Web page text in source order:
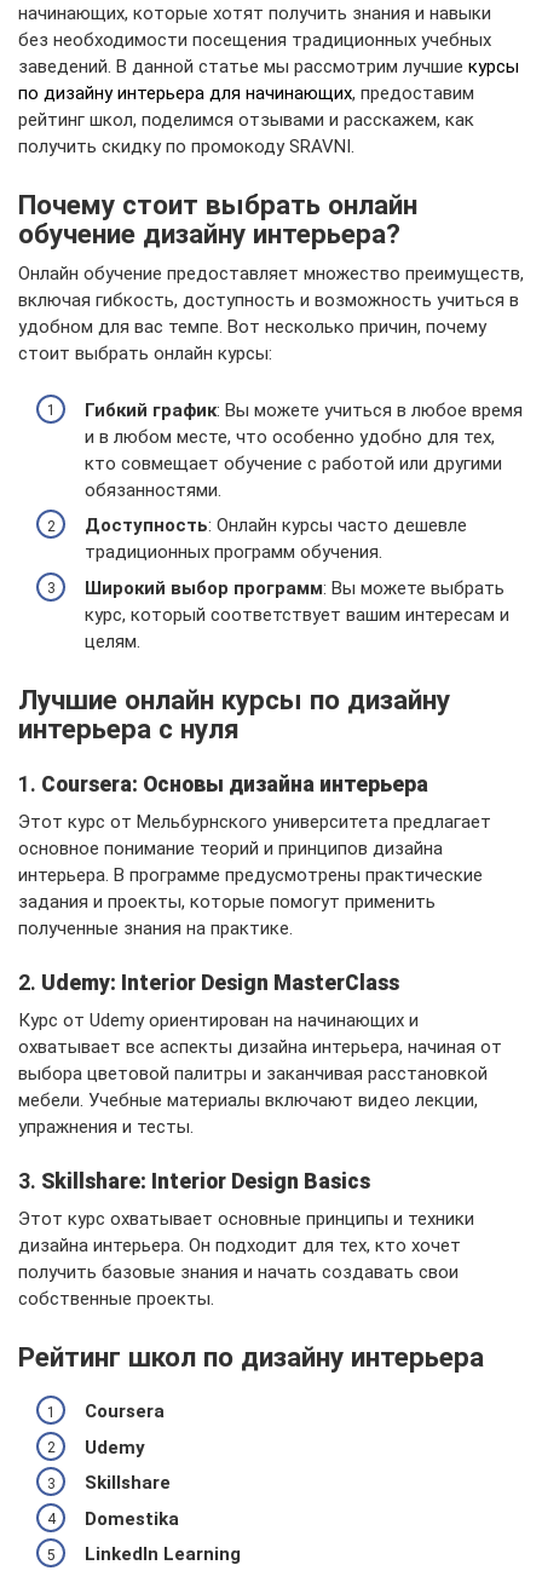
начинающих, которые хотят получить знания и навыки
без необходимости посещения традиционных учебных
заведений. В данной статье мы рассмотрим лучшие курсы
по дизайну интерьера для начинающих, предоставим
рейтинг школ, поделимся отзывами и расскажем, как
получить скидку по промокоду SRAVNI.
Почему стоит выбрать онлайн
обучение дизайну интерьера?
Онлайн обучение предоставляет множество преимуществ,
включая гибкость, доступность и возможность учиться в
удобном для вас темпе. Вот несколько причин, почему
стоит выбрать онлайн курсы:
Гибкий график: Вы можете учиться в любое время
и в любом месте, что особенно удобно для тех,
кто совмещает обучение с работой или другими
обязанностями.
Доступность: Онлайн курсы часто дешевле
традиционных программ обучения.
Широкий выбор программ: Вы можете выбрать
курс, который соответствует вашим интересам и
целям.
Лучшие онлайн курсы по дизайну
интерьера с нуля
1. Coursera: Основы дизайна интерьера
Этот курс от Мельбурнского университета предлагает
основное понимание теорий и принципов дизайна
интерьера. В программе предусмотрены практические
задания и проекты, которые помогут применить
полученные знания на практике.
2. Udemy: Interior Design MasterClass
Курс от Udemy ориентирован на начинающих и
охватывает все аспекты дизайна интерьера, начиная от
выбора цветовой палитры и заканчивая расстановкой
мебели. Учебные материалы включают видео лекции,
упражнения и тесты.
3. Skillshare: Interior Design Basics
Этот курс охватывает основные принципы и техники
дизайна интерьера. Он подходит для тех, кто хочет
получить базовые знания и начать создавать свои
собственные проекты.
Рейтинг школ по дизайну интерьера
Coursera
Udemy
Skillshare
Domestika
LinkedIn Learning